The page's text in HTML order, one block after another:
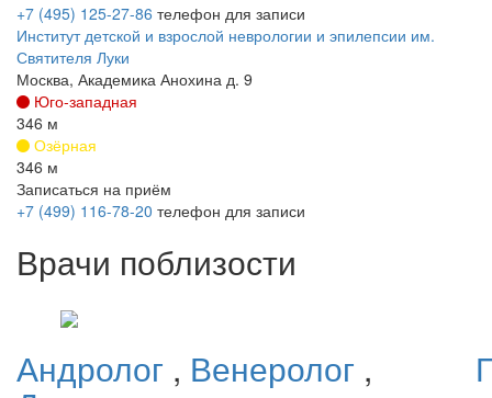
+7 (495) 125-27-86 телефон для записи
Институт детской и взрослой неврологии и эпилепсии им.
Святителя Луки
Москва, Академика Анохина д. 9
Юго-западная
346 м
Озёрная
346 м
Записаться на приём
+7 (499) 116-78-20 телефон для записи
Врачи поблизости
Андролог , Венеролог ,